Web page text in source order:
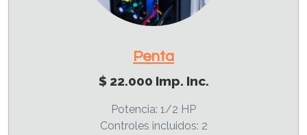
Penta
$ 22.000 Imp. Inc.
Potencia: 1/2 HP
Controles incluidos: 2